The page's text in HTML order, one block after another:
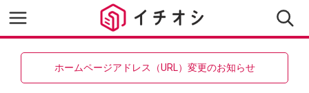
ホームページアドレス（URL）変更のお知らせ